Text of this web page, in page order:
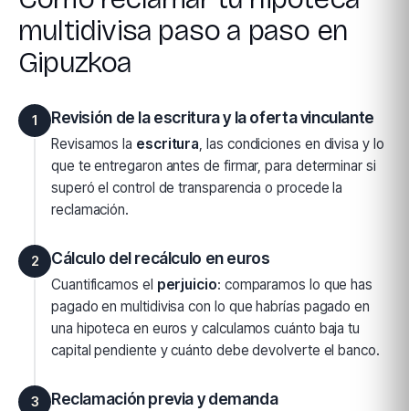
multidivisa paso a paso en
Gipuzkoa
1 Revisión de la escritura y la oferta vinculante
Revisamos la escritura, las condiciones en divisa y lo
que te entregaron antes de firmar, para determinar si
superó el control de transparencia o procede la
reclamación.
2 Cálculo del recálculo en euros
Cuantificamos el perjuicio: comparamos lo que has
pagado en multidivisa con lo que habrías pagado en
una hipoteca en euros y calculamos cuánto baja tu
capital pendiente y cuánto debe devolverte el banco.
3 Reclamación previa y demanda